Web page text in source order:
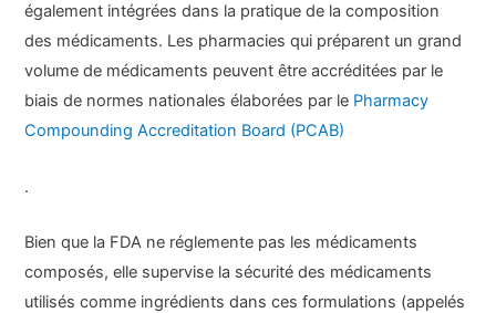
également intégrées dans la pratique de la composition
des médicaments. Les pharmacies qui préparent un grand
volume de médicaments peuvent être accréditées par le
biais de normes nationales élaborées par le Pharmacy
Compounding Accreditation Board (PCAB)
.
Bien que la FDA ne réglemente pas les médicaments
composés, elle supervise la sécurité des médicaments
utilisés comme ingrédients dans ces formulations (appelés